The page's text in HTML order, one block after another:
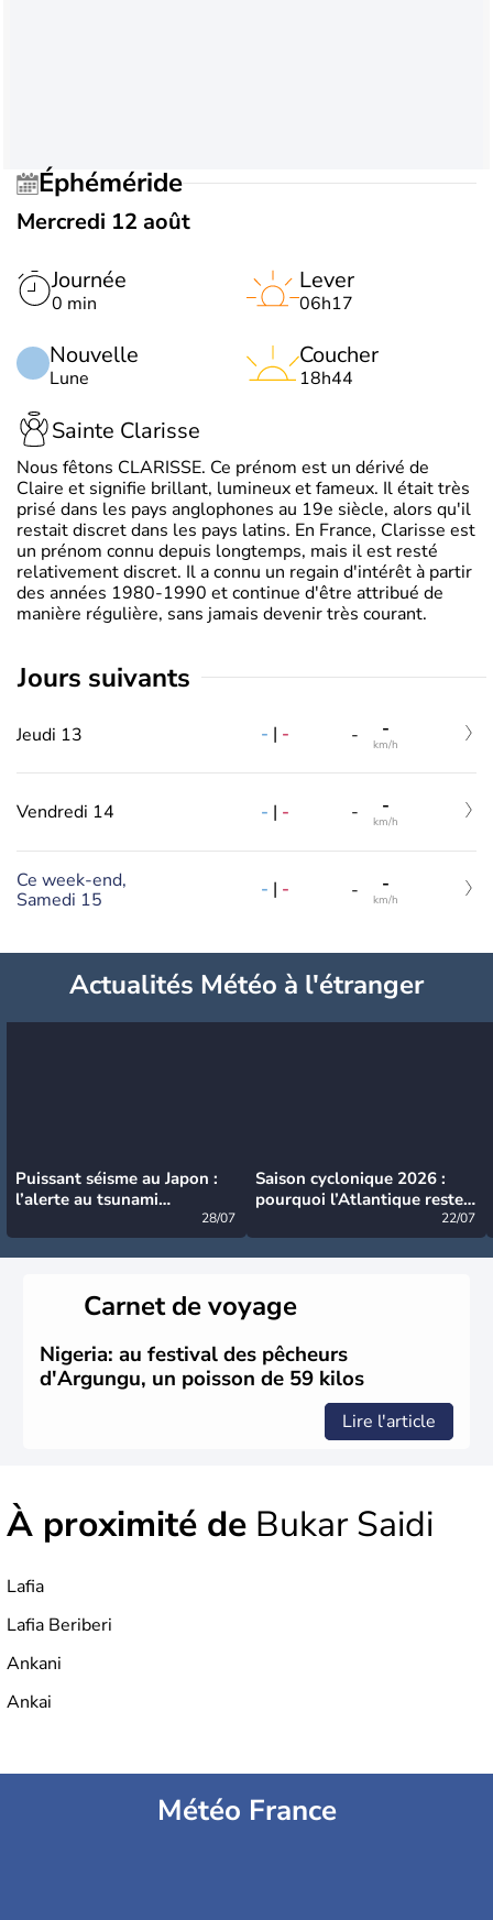
Éphéméride
Mercredi 12 août
Journée
0 min
Nouvelle
Lune
Lever
06h17
Coucher
18h44
Sainte Clarisse
Nous fêtons CLARISSE. Ce prénom est un dérivé de
Claire et signifie brillant, lumineux et fameux. Il était très
prisé dans les pays anglophones au 19e siècle, alors qu'il
restait discret dans les pays latins. En France, Clarisse est
un prénom connu depuis longtemps, mais il est resté
relativement discret. Il a connu un regain d'intérêt à partir
des années 1980-1990 et continue d'être attribué de
manière régulière, sans jamais devenir très courant.
jours suivants
Jeudi 13 - | - - -
km/h
Vendredi 14 - | - - -
km/h
Ce week-end,
Samedi 15
- | - - -
km/h
Actualités Météo à l'étranger
Puissant séisme au Japon :
l’alerte au tsunami
28/07
Saison cyclonique 2026 :
pourquoi l’Atlantique reste
22/07
Carnet de voyage
Nigeria: au festival des pêcheurs
d'Argungu, un poisson de 59 kilos
Lire l'article
À proximité de Bukar Saidi
Lafia
Lafia Beriberi
Ankani
Ankai
Météo France